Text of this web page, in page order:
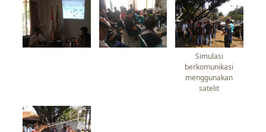
Simulasi
berkomunikasi
menggunakan
satelit